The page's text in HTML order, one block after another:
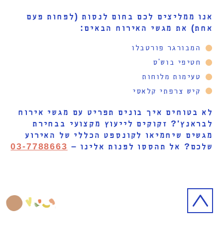
אנו ממליצים לכם בחום לנסות (לפחות פעם
אחת) את מגשי האירוח הבאים:
המבורגר פורטבלו
חטיפי בוש'ס
טעימות מלוחות
קיש צרפתי קלאסי
לא בטוחים איך בונים תפריט עם מגשי אירוח
לבראנץ'? זקוקים לייעוץ מקצועי בבחירת
מגשים שיחמיאו לקונספט הכללי של האירוע
שלכם? אל תהססו לפנות אלינו – 03-7788663